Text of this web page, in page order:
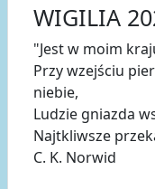
WIGILIA
"Jest w moim
Przy wzejściu
niebie,
Ludzie gniazda
Najtkliwsze
C. K. Norwid